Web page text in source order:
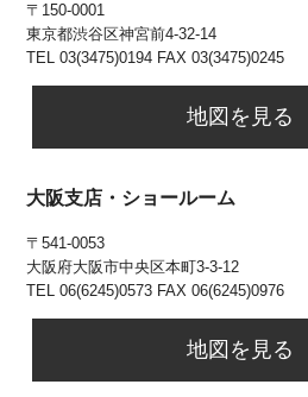
〒150-0001
東京都渋谷区神宮前4-32-14
TEL 03(3475)0194 FAX 03(3475)0245
地図を見る
大阪支店・ショールーム
〒541-0053
大阪府大阪市中央区本町3-3-12
TEL 06(6245)0573 FAX 06(6245)0976
地図を見る